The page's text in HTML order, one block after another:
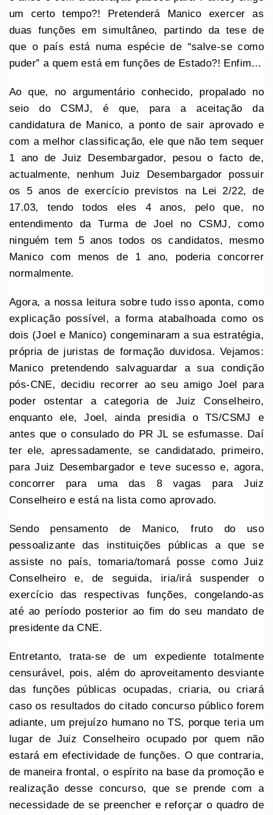
um certo tempo?! Pretenderá Manico exercer as
duas funções em simultâneo, partindo da tese de
que o país está numa espécie de “salve-se como
puder” a quem está em funções de Estado?! Enfim…
Ao que, no argumentário conhecido, propalado no
seio do CSMJ, é que, para a aceitação da
candidatura de Manico, a ponto de sair aprovado e
com a melhor classificação, ele que não tem sequer
1 ano de Juiz Desembargador, pesou o facto de,
actualmente, nenhum Juiz Desembargador possuir
os 5 anos de exercício previstos na Lei 2/22, de
17.03, tendo todos eles 4 anos, pelo que, no
entendimento da Turma de Joel no CSMJ, como
ninguém tem 5 anos todos os candidatos, mesmo
Manico com menos de 1 ano, poderia concorrer
normalmente.
Agora, a nossa leitura sobre tudo isso aponta, como
explicação possível, a forma atabalhoada como os
dois (Joel e Manico) congeminaram a sua estratégia,
própria de juristas de formação duvidosa. Vejamos:
Manico pretendendo salvaguardar a sua condição
pós-CNE, decidiu recorrer ao seu amigo Joel para
poder ostentar a categoria de Juiz Conselheiro,
enquanto ele, Joel, ainda presidia o TS/CSMJ e
antes que o consulado do PR JL se esfumasse. Daí
ter ele, apressadamente, se candidatado, primeiro,
para Juiz Desembargador e teve sucesso e, agora,
concorrer para uma das 8 vagas para Juiz
Conselheiro e está na lista como aprovado.
Sendo pensamento de Manico, fruto do uso
pessoalizante das instituições públicas a que se
assiste no país, tomaria/tomará posse como Juiz
Conselheiro e, de seguida, iria/irá suspender o
exercício das respectivas funções, congelando-as
até ao período posterior ao fim do seu mandato de
presidente da CNE.
Entretanto, trata-se de um expediente totalmente
censurável, pois, além do aproveitamento desviante
das funções públicas ocupadas, criaria, ou criará
caso os resultados do citado concurso público forem
adiante, um prejuízo humano no TS, porque teria um
lugar de Juiz Conselheiro ocupado por quem não
estará em efectividade de funções. O que contraria,
de maneira frontal, o espírito na base da promoção e
realização desse concurso, que se prende com a
necessidade de se preencher e reforçar o quadro de